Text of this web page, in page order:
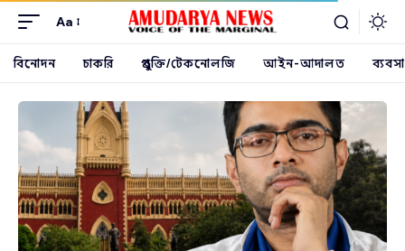
Aa
বিনোদন চাকরি প্রযুক্তি/টেকনোলজি আইন-আদালত ব্যবসা